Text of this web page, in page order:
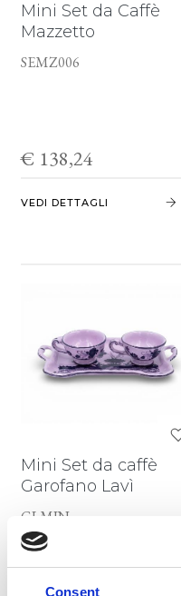
Consent
Mini Set da Caffè
Mazzetto
SEMZ006
€ 138,24
VEDI DETTAGLI
Mini Set da caffè
Garofano Lavì
GLMIN